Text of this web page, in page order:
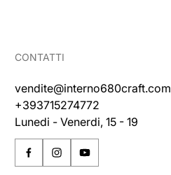
CONTATTI
vendite@interno680craft.com
+393715274772
Lunedi - Venerdi, 15 - 19